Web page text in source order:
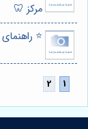
مرکز 🦷
⭐️